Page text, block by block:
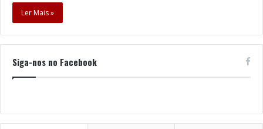
Ler Mais »
Siga-nos no Facebook